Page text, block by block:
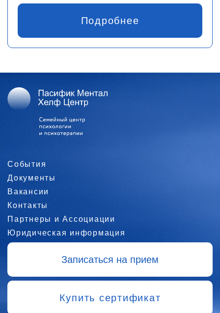
Подробнее
События
Документы
Вакансии
Контакты
Партнеры и Ассоциации
Юридическая информация
Записаться на прием
Купить сертификат